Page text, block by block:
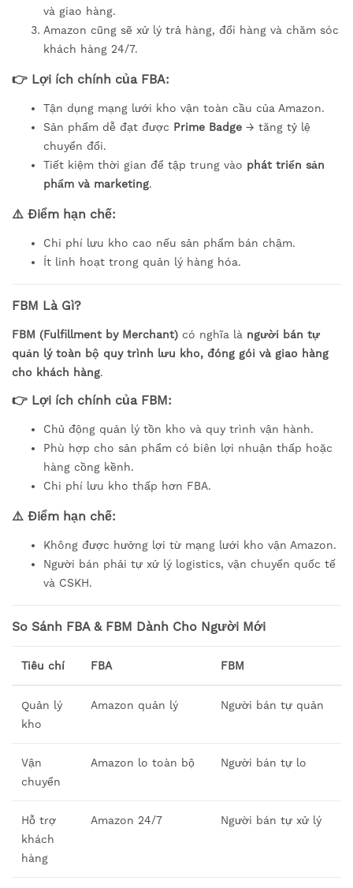
và giao hàng.
Amazon cũng sẽ xử lý trả hàng, đổi hàng và chăm sóc
khách hàng 24/7.
👉 Lợi ích chính của FBA:
Tận dụng mạng lưới kho vận toàn cầu của Amazon.
Sản phẩm dễ đạt được Prime Badge → tăng tỷ lệ
chuyển đổi.
Tiết kiệm thời gian để tập trung vào phát triển sản
phẩm và marketing.
⚠️ Điểm hạn chế:
Chi phí lưu kho cao nếu sản phẩm bán chậm.
Ít linh hoạt trong quản lý hàng hóa.
FBM Là Gì?
FBM (Fulfillment by Merchant) có nghĩa là người bán tự
quản lý toàn bộ quy trình lưu kho, đóng gói và giao hàng
cho khách hàng.
👉 Lợi ích chính của FBM:
Chủ động quản lý tồn kho và quy trình vận hành.
Phù hợp cho sản phẩm có biên lợi nhuận thấp hoặc
hàng cồng kềnh.
Chi phí lưu kho thấp hơn FBA.
⚠️ Điểm hạn chế:
Không được hưởng lợi từ mạng lưới kho vận Amazon.
Người bán phải tự xử lý logistics, vận chuyển quốc tế
và CSKH.
So Sánh FBA & FBM Dành Cho Người Mới
Tiêu chí FBA FBM
Quản lý
kho
Amazon quản lý Người bán tự quản
Vận
chuyển
Amazon lo toàn bộ Người bán tự lo
Hỗ trợ
khách
hàng
Amazon 24/7 Người bán tự xử lý